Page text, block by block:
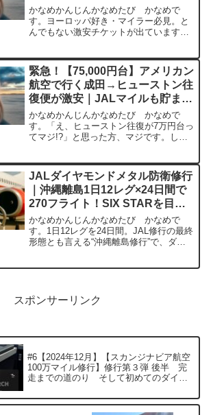
【2025年10〜12月】
かなめかんじんかなめたび かなめで
す。ヨーロッパ好き・マイラー必見。と
んでもない激安チケットが出ています。
27,000円台〜！しかも、対象期間は2024
年10月・11月...
緊急！【75,000円台】アメリカン
航空で行く成田→ヒューストン往
復便が激安｜JALマイルも貯ま
る！
かなめかんじんかなめたび かなめで
す。「え、ヒューストン往復が7万円台っ
てマジ!?」と思った方、マジです。しか
ト概要項目内容航空会社アメリカン航空
（America...
JALダイヤモンドメタル防衛修行
｜沖縄離島1日12レグ×24日間で
270フライト！SIX STARを目指
して
かなめかんじんかなめたび かなめで
す。1日12レグを24日間。JAL修行の最終
形態とも言える“沖縄離島修行”で、ダイ
スポンサーリンク
#6【2024年12月】【スカンジナビア航空
100万マイル修行】修行第３弾 後半 完
走までの道のり そして初めてのダイバ